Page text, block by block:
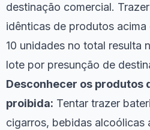
destinação comercial.
idênticas de produtos
10 unidades no total resulta
lote por presunção de
Desconhecer os produtos
proibida: Tentar trazer
cigarros, bebidas alcoólicas